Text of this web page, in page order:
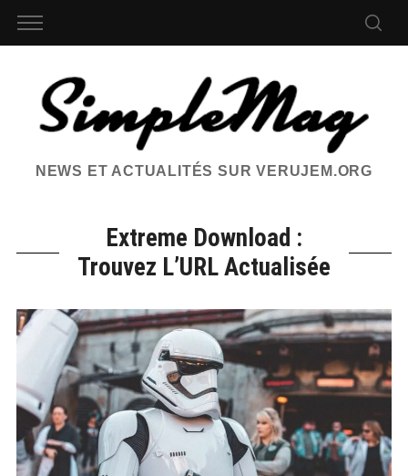
NEWS ET ACTUALITÉS SUR VERUJEM.ORG
Extreme Download :
Trouvez L’URL Actualisée